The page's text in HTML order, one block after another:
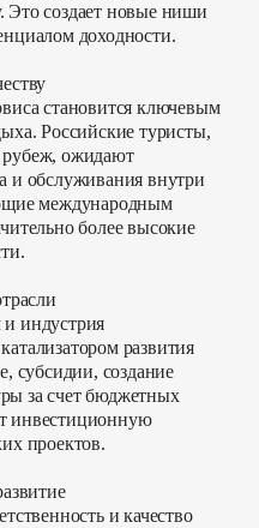
Это создает новые ниши
доходности.
становится ключевым
Российские туристы,
ожидают
и обслуживания внутри
международным
более высокие
индустрия
развития
субсидии, создание
за счет бюджетных
инвестиционную
проектов.
и качество